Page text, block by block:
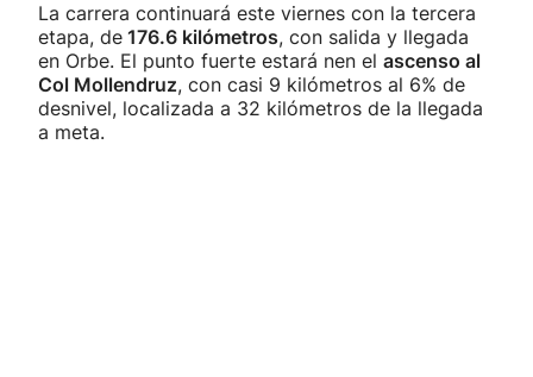
La carrera continuará este viernes con la tercera
etapa, de 176.6 kilómetros, con salida y llegada
en Orbe. El punto fuerte estará nen el ascenso al
Col Mollendruz, con casi 9 kilómetros al 6% de
desnivel, localizada a 32 kilómetros de la llegada
a meta.